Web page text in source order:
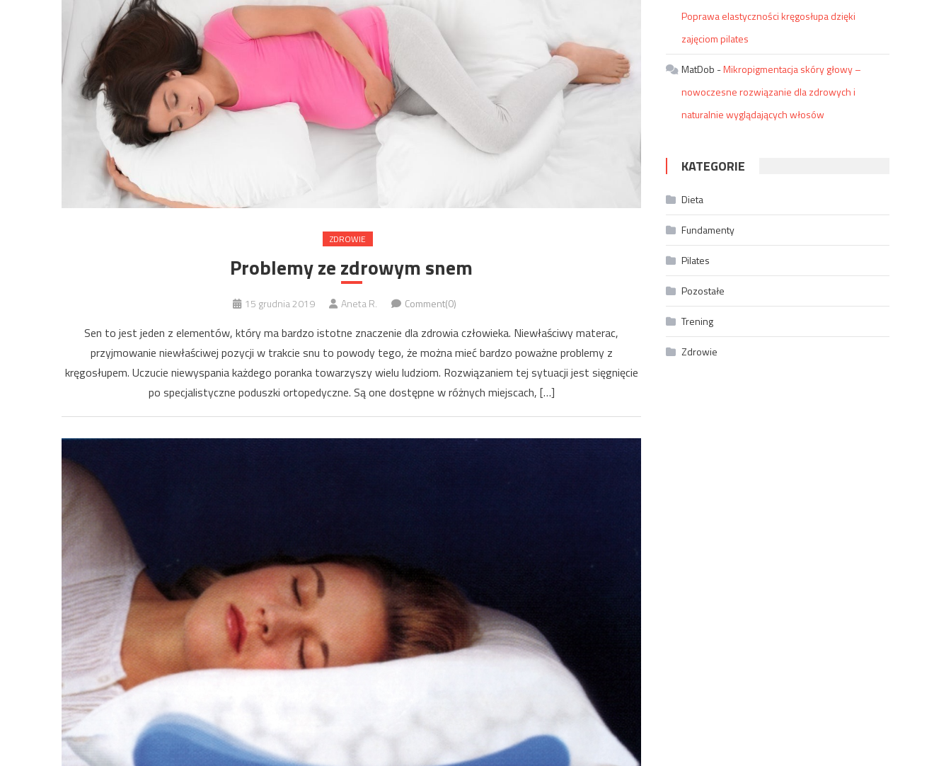
ZDROWIE
Problemy ze zdrowym snem
15 grudnia 2019 Aneta R. Comment(0)
Sen to jest jeden z elementów, który ma bardzo istotne znaczenie dla zdrowia człowieka. Niewłaściwy materac,
przyjmowanie niewłaściwej pozycji w trakcie snu to powody tego, że można mieć bardzo poważne problemy z
kręgosłupem. Uczucie niewyspania każdego poranka towarzyszy wielu ludziom. Rozwiązaniem tej sytuacji jest sięgnięcie
po specjalistyczne poduszki ortopedyczne. Są one dostępne w różnych miejscach, […]
Poprawa elastyczności kręgosłupa dzięki
zajęciom pilates
MatDob -Mikropigmentacja skóry głowy –
nowoczesne rozwiązanie dla zdrowych i
naturalnie wyglądających włosów
KATEGORIE
Dieta
Fundamenty
Pilates
Pozostałe
Trening
Zdrowie